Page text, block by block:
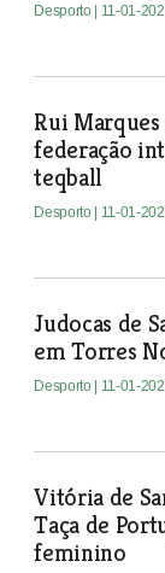
Desporto | 11-01-
Rui
federação
teqball
Desporto | 11-01-
Judocas de
em Torres
Desporto | 11-01-
Vitória de
Taça de
feminino